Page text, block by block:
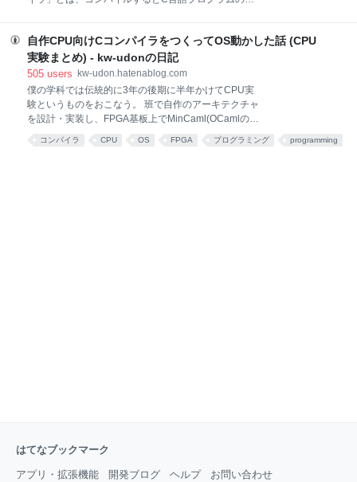
式ブログで紹介されたり、果てはC++の作者である
Bjarne Stroustrupにも言及されるに
イルを行う、 "コンパイル時Cコンパイラ"をつくりま
した #ELVMhttps://t.co/kKiLU3rLFX— うどん
(@kw_udon_) 2016年11月18日 自分で書いておいて
なんだが、「なんのこっちゃ」という感じではある。
(ちゃんと記事中で説明する。) 実際、変なプログラム
ではあるのだが、とても嬉しいことに多くの人に面白
ただいた。 Hacker Newsで1位になったり、LLVMの公
自作CPU向けCコンパイラをつくってOS動かした話 (CPU
実験まとめ) - kw-udonの日記
505 users
kw-udon.hatenablog.com
僕の学科では伝統的に3年の後期に半年かけてCPU実
験というものをおこなう。 班で自作のアーキテクチャ
を設計・実装し、FPGA基板上でMinCaml(OCamlのサ
ブセット)でかかれた課題用レイトレーシングプログラ
ムが動けば単位がもらえるというものである。 レイト
コンパイラ CPU OS FPGA プログラミング programming
はてなブックマーク
アプリ・拡張機能 開発ブログ ヘルプ お問い合わせ